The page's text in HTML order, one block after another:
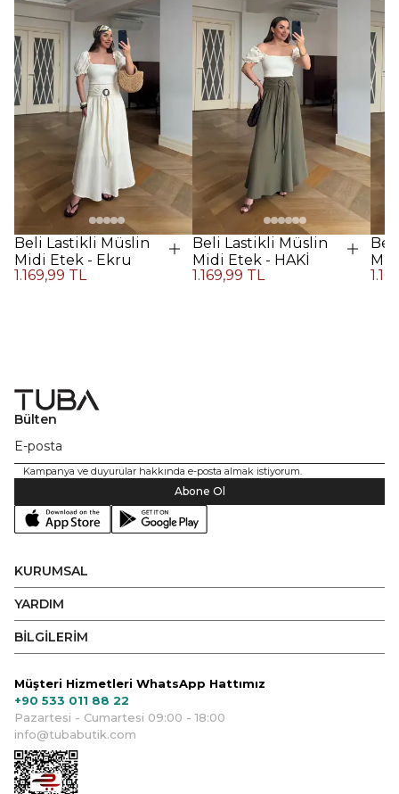
Beli Lastikli Müslin
Midi Etek - Ekru
1.169,99 TL
Beli Lastikli Müslin
Midi Etek - HAKİ
1.169,99 TL
Bülten
Kampanya ve duyurular hakkında e-posta almak istiyorum.
Abone Ol
KURUMSAL
YARDIM
BİLGİLERİM
Müşteri Hizmetleri WhatsApp Hattımız
+90 533 011 88 22
Pazartesi - Cumartesi 09:00 - 18:00
info@tubabutik.com